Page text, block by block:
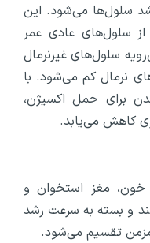
سلول‌ها می‌شود. این
سلول‌های عادی عمر
سلول‌های غیرنرمال
نرمال کم می‌شود. با
برای حمل اکسیژن،
کاهش می‌یابد.
مغز استخوان و
و بسته به سرعت رشد
تقسیم‌ می‌شود.